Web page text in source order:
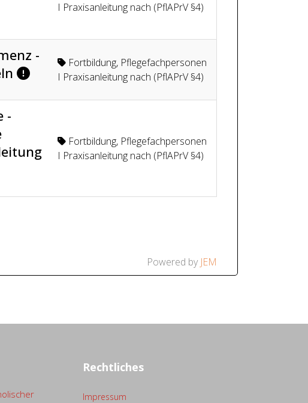
I Praxisanleitung nach (PflAPrV §4)
-
Fortbildung, Pflegefachpersonen
I Praxisanleitung nach (PflAPrV §4)
-
Fortbildung, Pflegefachpersonen
I Praxisanleitung nach (PflAPrV §4)
Powered by JEM
Rechtliches
Impressum